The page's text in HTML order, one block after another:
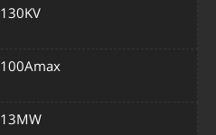
130KV
100Amax
13MW